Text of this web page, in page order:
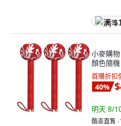
满
小麥購
顏色隨機
首購折扣
40%
明天 8/
酷澎直售